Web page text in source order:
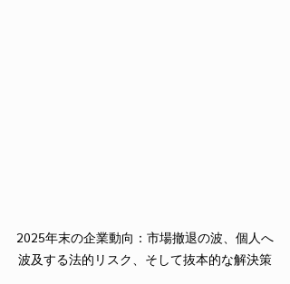
2025年末の企業動向：市場撤退の波、個人へ
波及する法的リスク、そして抜本的な解決策